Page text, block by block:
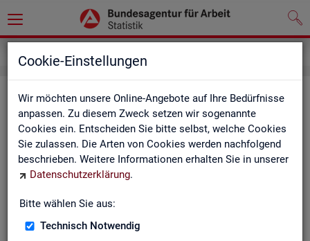
Cookie-Einstellungen
Wir möchten unsere Online-Angebote auf Ihre Bedürfnisse
anpassen. Zu diesem Zweck setzen wir sogenannte
Cookies ein. Entscheiden Sie bitte selbst, welche Cookies
Sie zulassen. Die Arten von Cookies werden nachfolgend
beschrieben. Weitere Informationen erhalten Sie in unserer
Datenschutzerklärung.
Bitte wählen Sie aus:
Technisch Notwendig
In­halts­ver­zeich­nis
Sta­tis­ti­ken
Rund­schau Ar­beits­markt
Mo­nats­be­richt
Eck­wer­te des Ar­beits­mark­tes und der Grund­si­che­
rung